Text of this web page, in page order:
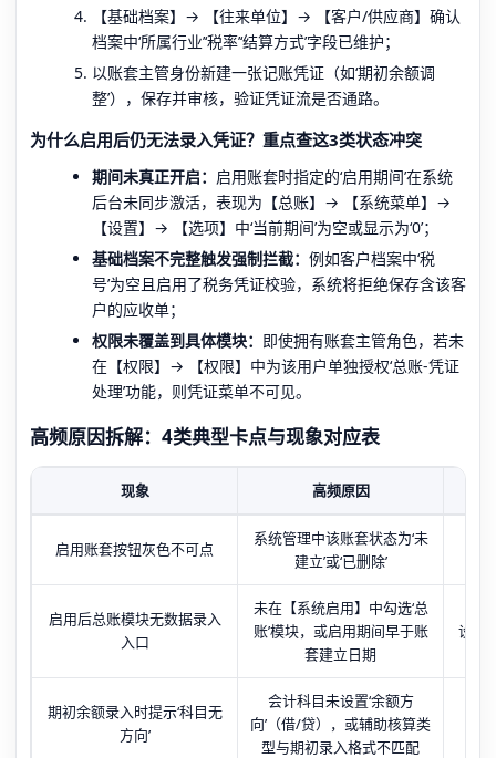
【基础档案】→ 【往来单位】→ 【客户/供应商】确认
档案中‘所属行业’‘税率’‘结算方式’字段已维护；
以账套主管身份新建一张记账凭证（如‘期初余额调
整’），保存并审核，验证凭证流是否通路。
为什么启用后仍无法录入凭证？重点查这3类状态冲突
期间未真正开启： 启用账套时指定的‘启用期间’在系统
后台未同步激活，表现为【总账】→ 【系统菜单】→
【设置】→ 【选项】中‘当前期间’为空或显示为‘0’；
基础档案不完整触发强制拦截： 例如客户档案中‘税
号’为空且启用了税务凭证校验，系统将拒绝保存含该客
户的应收单；
权限未覆盖到具体模块： 即使拥有账套主管角色，若未
在【权限】→ 【权限】中为该用户单独授权‘总账-凭证
处理’功能，则凭证菜单不可见。
高频原因拆解：4类典型卡点与现象对应表
现象 高频原因
启用账套按钮灰色不可点
系统管理中该账套状态为‘未
建立’或‘已删除’
启用后总账模块无数据录入
入口
未在【系统启用】中勾选‘总
账’模块，或启用期间早于账
套建立日期
设置
期初余额录入时提示‘科目无
方向’
会计科目未设置‘余额方
向’（借/贷），或辅助核算类
型与期初录入格式不匹配